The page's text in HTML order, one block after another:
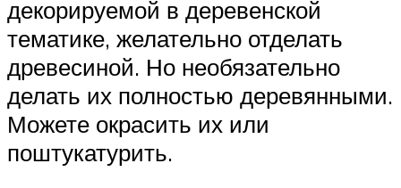
декорируемой в деревенской
тематике, желательно отделать
древесиной. Но необязательно
делать их полностью деревянными.
Можете окрасить их или
поштукатурить.